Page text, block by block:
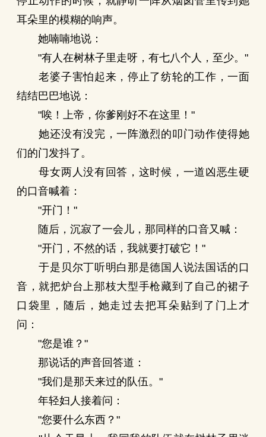
耳朵里的模糊的响声。
她喃喃地说：
"有人在树林子里走呀，有七八个人，至少。"
老婆子害怕起来，停止了纺轮的工作，一面
结结巴巴地说：
"唉！上帝，你爹刚好不在这里！"
她还没有没完，一阵激烈的叩门动作使得她
们的门发抖了。
母女两人没有回答，这时候，一道凶恶生硬
的口音喊着：
"开门！"
随后，沉寂了一会儿，那同样的口音又喊：
"开门，不然的话，我就要打破它！"
于是贝尔丁听明白那是德国人说法国话的口
音，就把炉台上那枝大型手枪藏到了自己的裙子
口袋里，随后，她走过去把耳朵贴到了门上才
问：
"您是谁？"
那说话的声音回答道：
"我们是那天来过的队伍。"
年轻妇人接着问：
"您要什么东西？"